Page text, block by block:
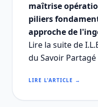
maîtrise
piliers
approche de
Lire la suite de
du Savoir Partagé
LIRE L'ARTICLE →